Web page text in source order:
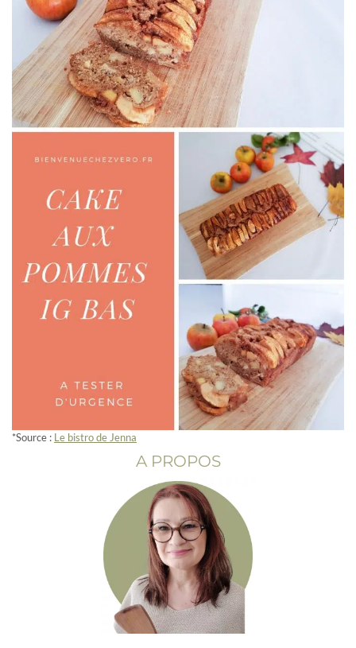
*Source : Le bistro de Jenna
A PROPOS